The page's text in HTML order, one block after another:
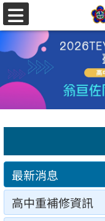
跳至主要內容區
選
單
最新消息
高中重補修資訊